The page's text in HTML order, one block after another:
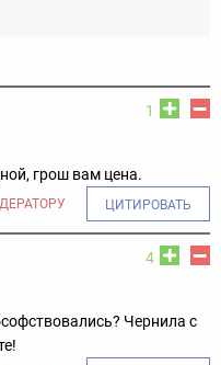
1
грош вам цена.
ЦИТИРОВАТЬ
4
Чернила с